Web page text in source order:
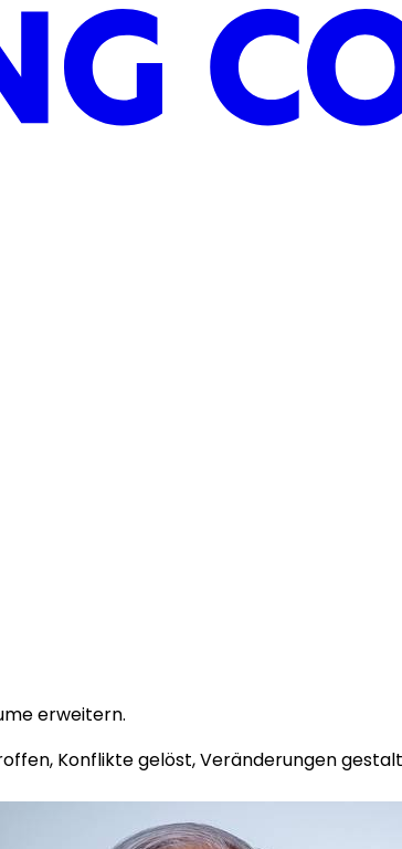
erweitern.
Konflikte gelöst, Veränderungen